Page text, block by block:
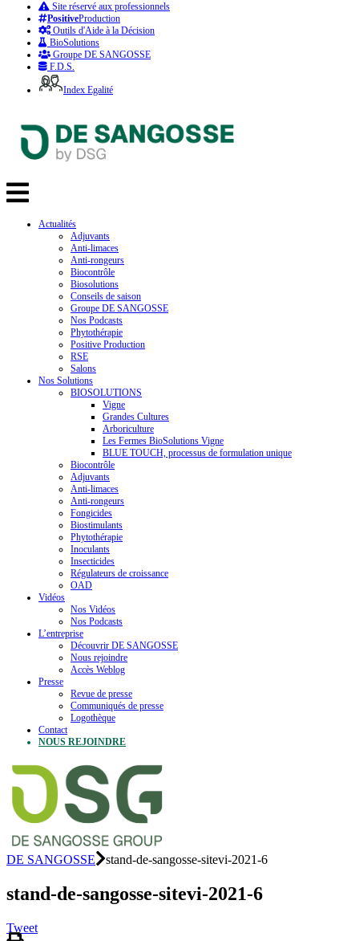
Site réservé aux professionnels
PositiveProduction
Outils d'Aide à la Décision
BioSolutions
Groupe DE SANGOSSE
F.D.S.
Index Egalité
Actualités
Adjuvants
Anti-limaces
Anti-rongeurs
Biocontrôle
Biosolutions
Conseils de saison
Groupe DE SANGOSSE
Nos Podcasts
Phytothérapie
Positive Production
RSE
Salons
Nos Solutions
BIOSOLUTIONS
Vigne
Grandes Cultures
Arboriculture
Les Fermes BioSolutions Vigne
BLUE TOUCH, processus de formulation unique
Biocontrôle
Adjuvants
Anti-limaces
Anti-rongeurs
Fongicides
Biostimulants
Phytothérapie
Inoculants
Insecticides
Régulateurs de croissance
OAD
Vidéos
Nos Vidéos
Nos Podcasts
L’entreprise
Découvrir DE SANGOSSE
Nous rejoindre
Accès Weblog
Presse
Revue de presse
Communiqués de presse
Logothèque
Contact
NOUS REJOINDRE
DE SANGOSSE stand-de-sangosse-sitevi-2021-6
stand-de-sangosse-sitevi-2021-6
Tweet